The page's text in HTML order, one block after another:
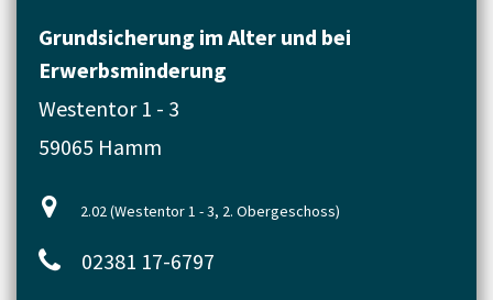
Grundsicherung im Alter und bei
Erwerbsminderung
Westentor 1 - 3
59065 Hamm
2.02 (Westentor 1 - 3, 2. Obergeschoss)
02381 17-6797